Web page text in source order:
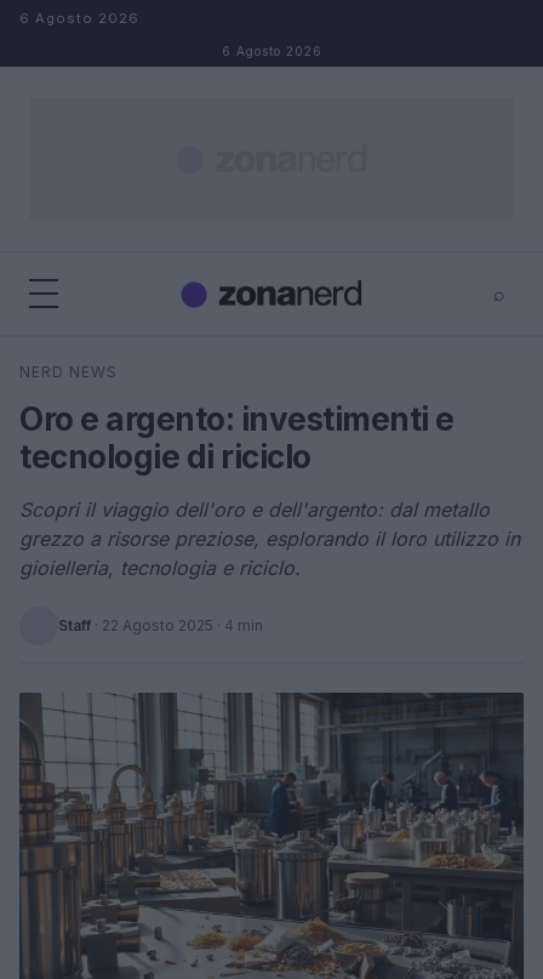
Salta al contenuto
6 Agosto 2026
6 Agosto 2026
⌕
Cerca
NERD NEWS
Oro e argento: investimenti e
tecnologie di riciclo
Scopri il viaggio dell'oro e dell'argento: dal metallo
grezzo a risorse preziose, esplorando il loro utilizzo in
gioielleria, tecnologia e riciclo.
Staff · 22 Agosto 2025 · 4 min